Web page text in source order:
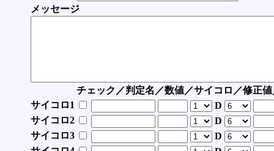
メッセージ
チェック／判定名／数値／サイコロ／修正
サイコロ1
D
サイコロ2
D
サイコロ3
D